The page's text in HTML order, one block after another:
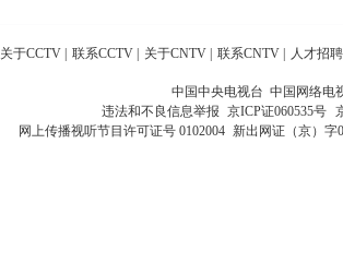
关于CCTV 联系CCTV 关于CNTV 联系CNTV 人才招聘
中国中央电视台 中国网络电
违法和不良信息举报 京ICP证060535号
网上传播视听节目许可证号 0102004 新出网证（京）